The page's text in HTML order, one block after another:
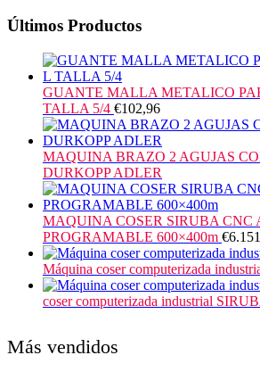
Últimos Productos
GUANTE MALLA METALICO
TALLA 5/4 €102,96
MAQUINA BRAZO 2 AGUJAS
DURKOPP ADLER
MAQUINA COSER SIRUBA CNC
PROGRAMABLE 600×400m €
Máquina coser computerizada
coser computerizada industrial
Más vendidos